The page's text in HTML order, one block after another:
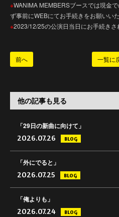
※WANIMA MEMBERSブースでは現金
ず事前にWEBにてお手続きをお願いいた
※2023/12/25の公演日当日にお手続きさ
前へ 一覧に
他の記事も見る
「29日の新曲に向けて」
2026.07.26 BLOG
「外にでると」
2026.07.25 BLOG
「俺よりも」
2026.07.24 BLOG